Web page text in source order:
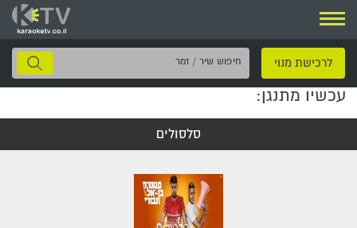
ניווט
לרכישת מנוי
חיפוש
שיר
עכשיו מתנגן:
סלסולים